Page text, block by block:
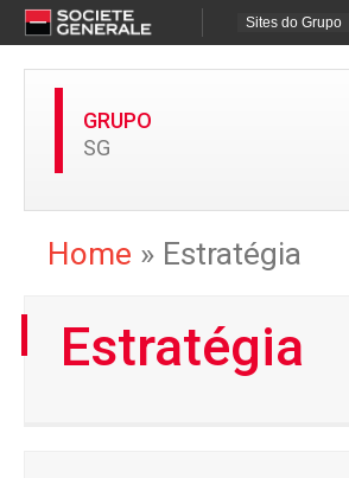
GRUPO
SG
Home » Estratégia
Estratégia